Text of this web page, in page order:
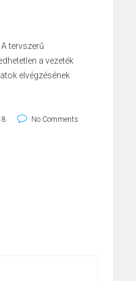
tervszerű
a vezeték
elvégzésének
No Comments